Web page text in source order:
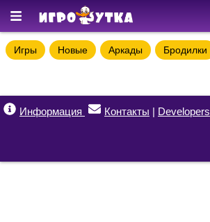
Игры Новые Аркады Бродилки
Информация Контакты | Developers